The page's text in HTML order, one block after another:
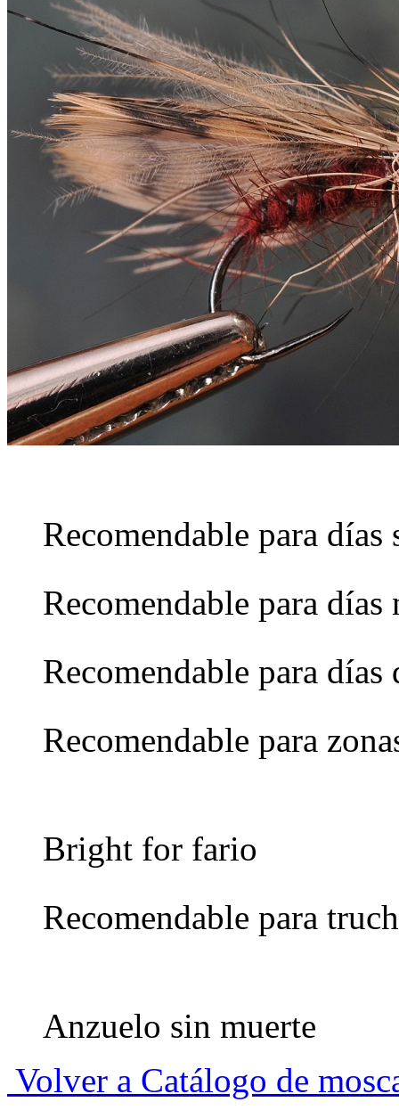
Recomendable para días
Recomendable para días
Recomendable para días
Recomendable para
Bright for fario
Recomendable para
Anzuelo sin muerte
Volver a Catálogo de